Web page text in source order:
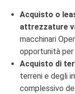
Acquisto o
attrezzature
macchinari
opportunità
Acquisto di
terreni e degli
complessivo